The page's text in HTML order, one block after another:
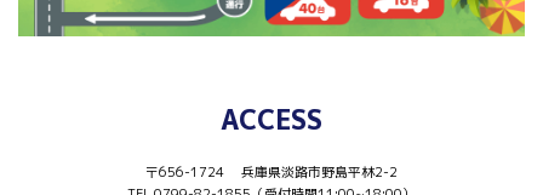
ACCESS
〒656-1724 兵庫県淡路市野島平林2-2